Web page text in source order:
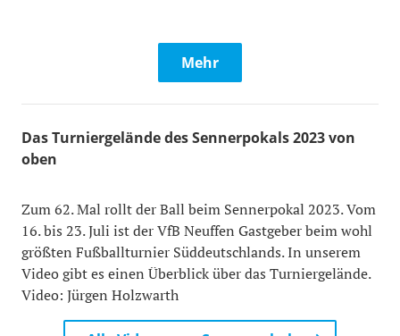
Mehr
Das Turniergelände des Sennerpokals 2023 von
oben
Zum 62. Mal rollt der Ball beim Sennerpokal 2023. Vom
16. bis 23. Juli ist der VfB Neuffen Gastgeber beim wohl
größten Fußballturnier Süddeutschlands. In unserem
Video gibt es einen Überblick über das Turniergelände.
Video: Jürgen Holzwarth